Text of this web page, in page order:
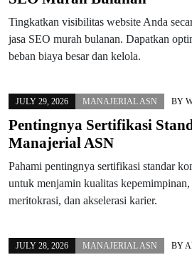
Tingkatkan visibilitas website Anda
jasa SEO murah bulanan. Dapatkan
beban biaya besar dan kelola.
JULY 29, 2026 MANAJERIAL ASN BY
Pentingnya Sertifikasi
Manajerial ASN
Pahami pentingnya sertifikasi standar
untuk menjamin kualitas
meritokrasi, dan akselerasi karier.
JULY 28, 2026 MANAJERIAL ASN BY